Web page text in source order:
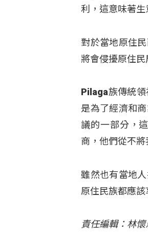
利，這意味著
對於當地原住
將會侵擾原住
Pilaga族傳統
是為了經濟和
議的一部分，
商，他們從不將
雖然也有當地
原住民族都應
責任編輯：林懷